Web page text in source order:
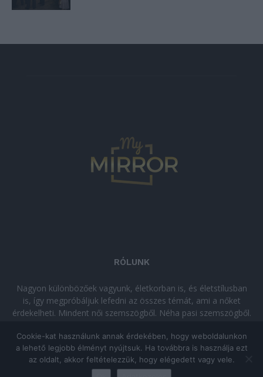
RÓLUNK
Nagyon különbözőek vagyunk, életkorban is, és életstílusban
is, így megpróbáljuk lefedni az összes témát, ami a nőket
érdekelheti. Mindent női szemszögből. Néha pasi szemszögből.
kikapcsolódásra vágysz!
© Copyright 2026 - mymirror.huADATKEZELÉSI TÁJÉKOZTATÓ
Cookie-kat használunk annak érdekében, hogy weboldalunkon
a lehető legjobb élményt nyújtsuk. Ha továbbra is használja ezt
az oldalt, akkor feltételezzük, hogy elégedett vagy vele.